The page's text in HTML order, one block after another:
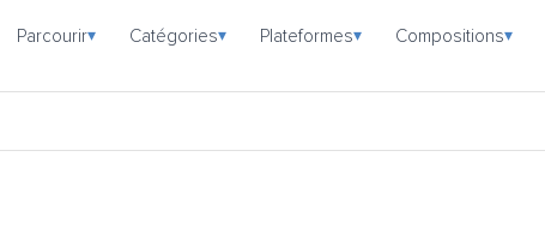
Parcourir▾ Catégories▾ Plateformes▾ Compositions▾